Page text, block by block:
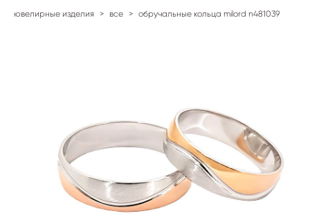
ювелирные изделия > все > обручальные кольца milord n481039